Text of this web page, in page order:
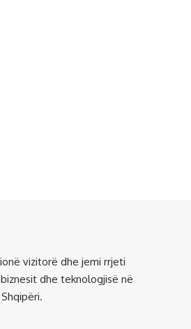
vizitorë dhe jemi rrjeti
dhe teknologjisë në